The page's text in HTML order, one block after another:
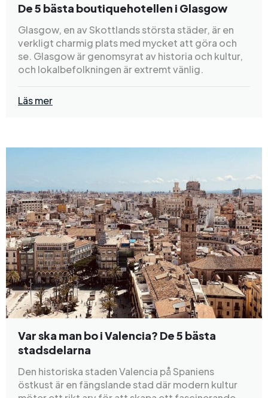
De 5 bästa boutiquehotellen i Glasgow
Glasgow, en av Skottlands största städer, är en
verkligt charmig plats med mycket att göra och
se. Glasgow är genomsyrat av historia och kultur,
och lokalbefolkningen är extremt vänlig.
Läs mer
Var ska man bo i Valencia? De 5 bästa
stadsdelarna
Den historiska staden Valencia på Spaniens
östkust är en fängslande stad där modern kultur